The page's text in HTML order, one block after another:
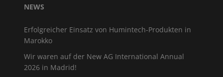
NEWS
Erfolgreicher Einsatz von Humintech-Produkten in
Marokko
Wir waren auf der New AG International Annual
2026 in Madrid!